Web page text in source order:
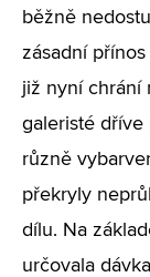
běžně
zásadní
již nyní chrání
galeristé dříve
různě
překryly
dílu. Na
určovala